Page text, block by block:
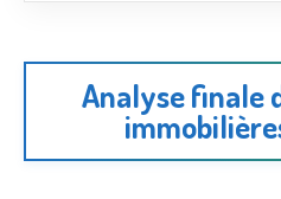
Analyse finale